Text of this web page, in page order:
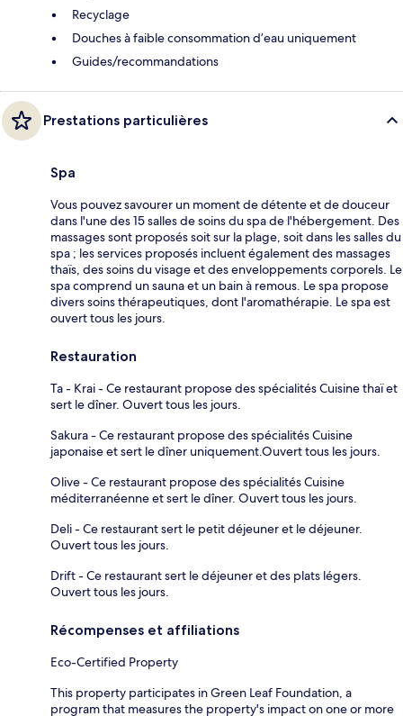
Recyclage
Douches à faible consommation d’eau uniquement
Guides/recommandations
Prestations particulières
Spa
Vous pouvez savourer un moment de détente et de douceur
dans l'une des 15 salles de soins du spa de l'hébergement. Des
massages sont proposés soit sur la plage, soit dans les salles du
spa ; les services proposés incluent également des massages
thaïs, des soins du visage et des enveloppements corporels. Le
spa comprend un sauna et un bain à remous. Le spa propose
divers soins thérapeutiques, dont l'aromathérapie. Le spa est
ouvert tous les jours.
Restauration
Ta - Krai - Ce restaurant propose des spécialités Cuisine thaï et
sert le dîner. Ouvert tous les jours.
Sakura - Ce restaurant propose des spécialités Cuisine
japonaise et sert le dîner uniquement.Ouvert tous les jours.
Olive - Ce restaurant propose des spécialités Cuisine
méditerranéenne et sert le dîner. Ouvert tous les jours.
Deli - Ce restaurant sert le petit déjeuner et le déjeuner.
Ouvert tous les jours.
Drift - Ce restaurant sert le déjeuner et des plats légers.
Ouvert tous les jours.
Récompenses et affiliations
Eco-Certified Property
This property participates in Green Leaf Foundation, a
program that measures the property's impact on one or more